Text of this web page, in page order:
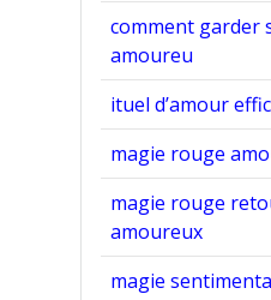
comment garder
amoureu
ituel d’amour
magie rouge
magie rouge
amoureux
magie